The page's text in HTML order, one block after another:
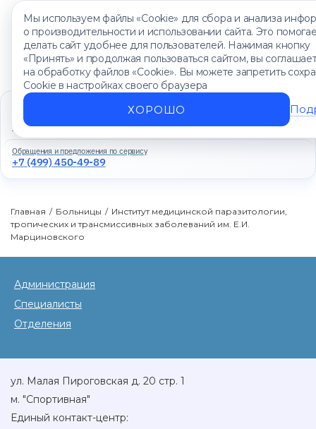
Мы используем файлы «Cookie» для сбора и анализа
о производительности и использовании сайта. Это
делать сайт удобнее для пользователей. Нажимая кнопку
«Принять» и продолжая пользоваться сайтом, вы
на обработку файлов «Cookie». Вы можете запретить
Cookie в настройках своего браузера
ХОРОШО
+7 (499) 450-88-89
Ежедневно с 8:00 до 20:00
Обращения и предложения по сервису
+7 (499) 450-49-89
Главная / Больницы / Институт медицинской паразитологии,
тропических и трансмиссивных заболеваний им. Е.И.
Марциновского
Администрация
Специалисты
Отделения
ул. Малая Пироговская д. 20 стр. 1
м. "Спортивная"
Единый контакт-центр: